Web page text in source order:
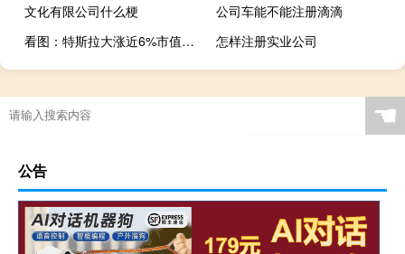
文化有限公司什么梗
公司车能不能注册滴滴
看图：特斯拉大涨近6%市值一夜飙升3400亿元
怎样注册实业公司
☚
公告